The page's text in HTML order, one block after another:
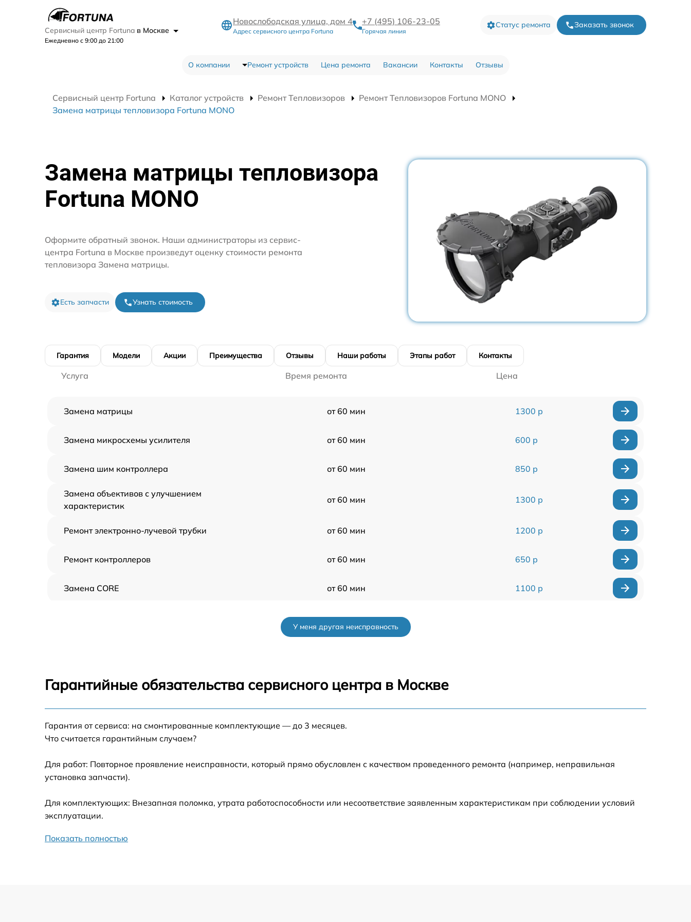
Сервисный центр Fortuna в Москве
Ежедневно с 9:00 до 21:00
Новослободская улица, дом 4
Адрес сервисного центра Fortuna
+7 (495) 106-23-05
Горячая линия
Статус ремонта Заказать звонок
О компании Ремонт устройств Цена ремонта Вакансии Контакты Отзывы
Сервисный центр Fortuna Каталог устройств Ремонт Тепловизоров
Ремонт Тепловизоров Fortuna MONO
Замена матрицы тепловизора Fortuna MONO
Замена матрицы тепловизора
Fortuna MONO
Оформите обратный звонок. Наши администраторы из сервис-
центра Fortuna в Москве произведут оценку стоимости ремонта
тепловизора Замена матрицы.
Есть запчасти Узнать стоимость
Гарантия Модели Акции Преимущества Отзывы Наши работы Этапы работ Контакты
Услуга Время ремонта Цена
Замена матрицы от 60 мин 1300 р
Замена микросхемы усилителя от 60 мин 600 р
Замена шим контроллера от 60 мин 850 р
Замена объективов с улучшением
характеристик
от 60 мин 1300 р
Ремонт электронно-лучевой трубки от 60 мин 1200 р
Ремонт контроллеров от 60 мин 650 р
Замена CORE от 60 мин 1100 р
от 60 мин
Ремонт встроенного дальнометра и
других устройств
Замена микросхемы логики от 60 мин 450 р
Ремонт цепи питания
У меня другая неисправность
Гарантийные обязательства сервисного центра в Москве
Гарантия от сервиса: на смонтированные комплектующие — до 3 месяцев.
Что считается гарантийным случаем?
Для работ: Повторное проявление неисправности, который прямо обусловлен с качеством проведенного ремонта (например, неправильная
установка запчасти).
Для комплектующих: Внезапная поломка, утрата работоспособности или несоответствие заявленным характеристикам при соблюдении условий
эксплуатации.
Показать полностью